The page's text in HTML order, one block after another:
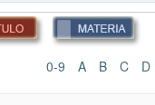
0-9 A B C D